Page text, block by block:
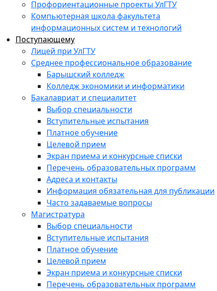
Профориентационные проекты УлГТУ
Компьютерная школа факультета
информационных систем и технологий
Поступающему
Лицей при УлГТУ
Среднее профессиональное образование
Барышский колледж
Колледж экономики и информатики
Бакалавриат и специалитет
Выбор специальности
Вступительные испытания
Платное обучение
Целевой прием
Экран приема и конкурсные списки
Перечень образовательных программ
Адреса и контакты
Информация обязательная для публикации
Часто задаваемые вопросы
Магистратура
Выбор специальности
Вступительные испытания
Платное обучение
Целевой прием
Экран приема и конкурсные списки
Перечень образовательных программ